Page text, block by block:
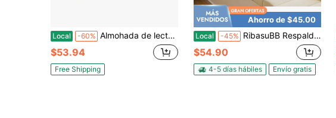
Local -60% Almohada de lectura con brazos - Respaldo estándar para sentarse en la cama - Almohada de descanso firme para adultos con rollo para el cuello y funda extraíble - Para leer, ver la televisión y relajarse - Color Salvia del desierto
$53.94
Free Shipping
Ahorro de $45.00
Local -45% RibasuBB Respaldo ajustable de 7 posiciones con reposabrazos y reposacabezas para leer, relajarse y ver la televisión, diseño portátil y ergonómico, fácil de plegar y guardar
$54.90
4-5 días hábiles Envío gratis